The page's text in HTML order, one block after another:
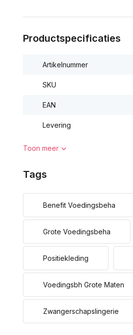
Productspecificaties
Artikelnummer
SKU
EAN
Levering
Toon meer
Tags
Benefit Voedingsbeha
Grote Voedingsbeha
Positiekleding
Voedingsbh Grote Maten
Zwangerschapslingerie